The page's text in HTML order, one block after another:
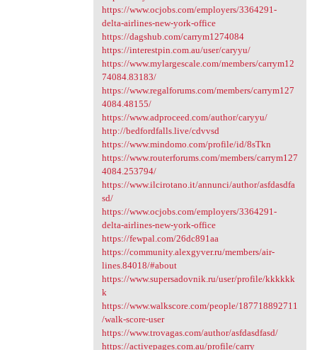
https://www.ocjobs.com/employers/3364291-
delta-airlines-new-york-office
https://dagshub.com/carrym1274084
https://interestpin.com.au/user/caryyu/
https://www.mylargescale.com/members/carrym12
74084.83183/
https://www.regalforums.com/members/carrym127
4084.48155/
https://www.adproceed.com/author/caryyu/
http://bedfordfalls.live/cdvvsd
https://www.mindomo.com/profile/id/8sTkn
https://www.routerforums.com/members/carrym127
4084.253794/
https://www.ilcirotano.it/annunci/author/asfdasdfa
sd/
https://www.ocjobs.com/employers/3364291-
delta-airlines-new-york-office
https://fewpal.com/26dc891aa
https://community.alexgyver.ru/members/air-
lines.84018/#about
https://www.supersadovnik.ru/user/profile/kkkkkk
k
https://www.walkscore.com/people/187718892711
/walk-score-user
https://www.trovagas.com/author/asfdasdfasd/
https://activepages.com.au/profile/carry